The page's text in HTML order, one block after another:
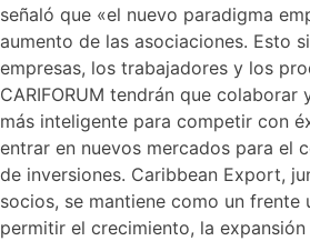
señaló que «el nuevo paradigma
aumento de las asociaciones. Esto
empresas, los trabajadores y los
CARIFORUM tendrán que
más inteligente para competir con
entrar en nuevos mercados para el
de inversiones. Caribbean Export,
socios, se mantiene como un frente
permitir el crecimiento, la